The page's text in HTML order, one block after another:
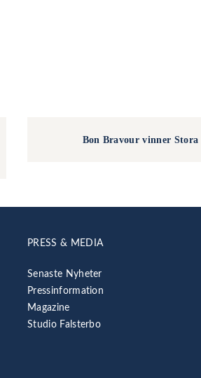
Bon Bravour vinner Stora
PRESS & MEDIA
Senaste Nyheter
Pressinformation
Magazine
Studio Falsterbo